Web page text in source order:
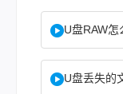
U盘RAW怎
U盘丢失的